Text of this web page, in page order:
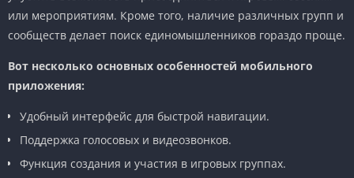
или мероприятиям. Кроме того, наличие различных групп и
сообществ делает поиск единомышленников гораздо проще.
Вот несколько основных особенностей мобильного
приложения:
Удобный интерфейс для быстрой навигации.
Поддержка голосовых и видеозвонков.
Функция создания и участия в игровых группах.